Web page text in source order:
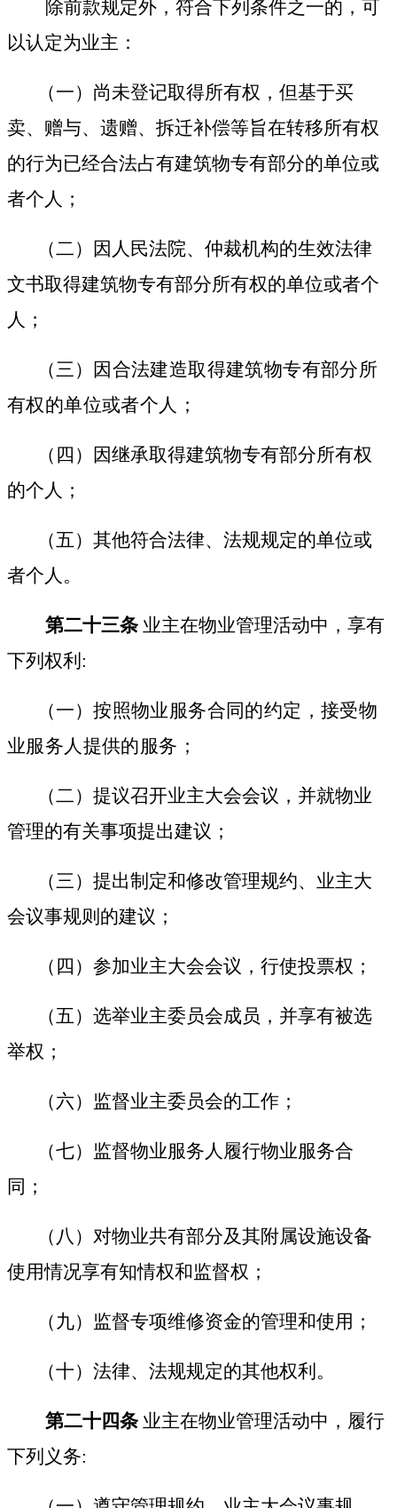
除前款规定外，符合下列条件之一的，可
以认定为业主：
（一）尚未登记取得所有权，但基于买
卖、赠与、遗赠、拆迁补偿等旨在转移所有权
的行为已经合法占有建筑物专有部分的单位或
者个人；
（二）因人民法院、仲裁机构的生效法律
文书取得建筑物专有部分所有权的单位或者个
人；
（三）
因合法建造取得建筑物专有部分所
有权的单位或者个人；
（四）因继承取得建筑物专有部分所有权
的个人；
（五）其他符合法律、法规规定的单位或
者个人。
第二十三条 业主在物业管理活动中，享有
下列权利:
（一）按照物业服务合同的约定，接受物
业服务人提供的服务；
（二）提议召开业主大会会议，并就物业
管理的有关事项提出建议；
（三）提出制定和修改管理规约、业主大
会议事规则的建议；
（四）参加业主大会会议，行使投票权；
（五）选举业主委员会成员，并享有被选
举权；
（六）监督业主委员会的工作；
（七）监督物业服务人履行物业服务合
同；
（八）对物业共有部分及其附属设施设备
使用情况享有知情权和监督权；
（九）监督专项维修资金的管理和使用；
（十）法律、法规规定的其他权利。
第二十四条 业主在物业管理活动中，履行
下列义务: